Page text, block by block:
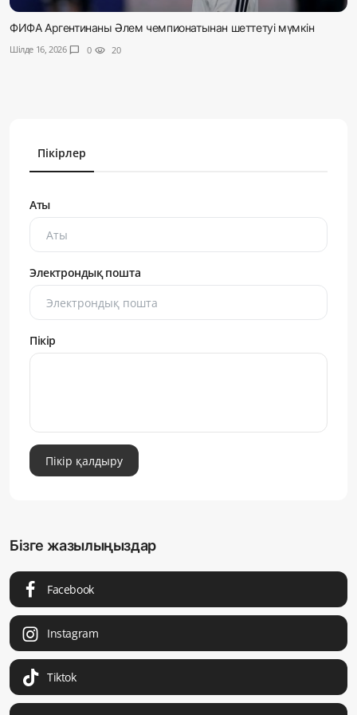
ФИФА Аргентинаны Әлем чемпионатынан шеттетуі мүмкін
Шілде 16, 2026 chat_bubble 0 visibility 20
Пікірлер
Аты
Электрондық пошта
Пікір
Пікір қалдыру
Бізге жазылыңыздар
Facebook
Instagram
Tiktok